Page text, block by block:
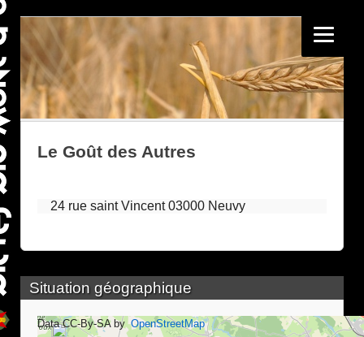
Le Goût des Autres
24 rue saint Vincent 03000 Neuvy
Situation géographique
Data CC-By-SA by OpenStreetMap